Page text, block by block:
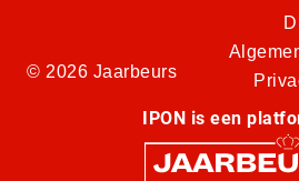
© 2026 Jaarbeurs
IPON is een